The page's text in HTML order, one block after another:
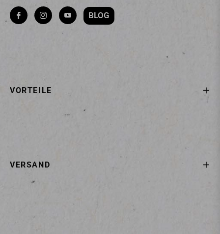
Fb Ins You
BLOG
VORTEILE
VERSAND